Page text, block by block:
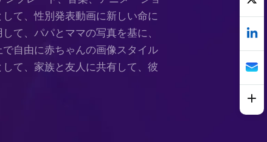
て、性別発表動画に新しい命に
て、パパとママの写真を基に、
自由に赤ちゃんの画像スタイル
て、家族と友人に共有して、彼